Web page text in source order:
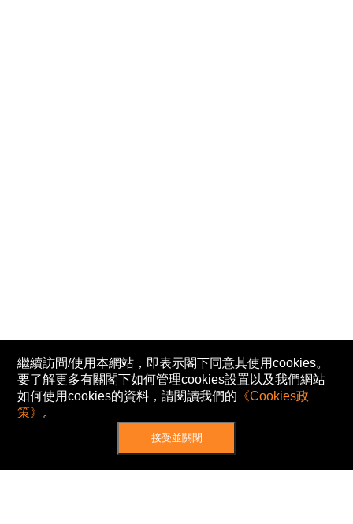
繼續訪問/使用本網站，即表示閣下同意其使用cookies。
要了解更多有關閣下如何管理cookies設置以及我們網站
如何使用cookies的資料，請閱讀我們的 《Cookies政
策》 。
接受並關閉